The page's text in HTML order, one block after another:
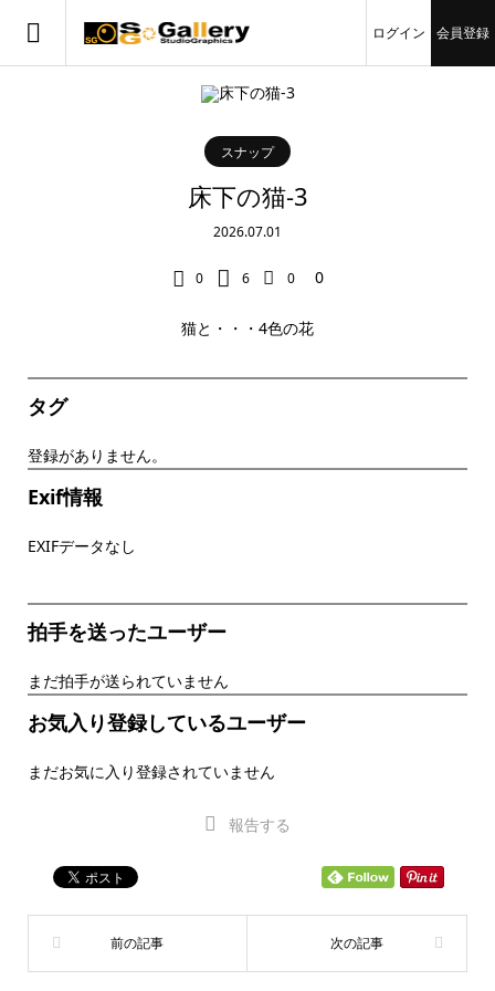
ログイン 会員登録
スナップ
床下の猫-3
2026.07.01
0 6 0 0
猫と・・・4色の花
タグ
登録がありません。
Exif情報
EXIFデータなし
拍手を送ったユーザー
まだ拍手が送られていません
お気入り登録しているユーザー
まだお気に入り登録されていません
報告する